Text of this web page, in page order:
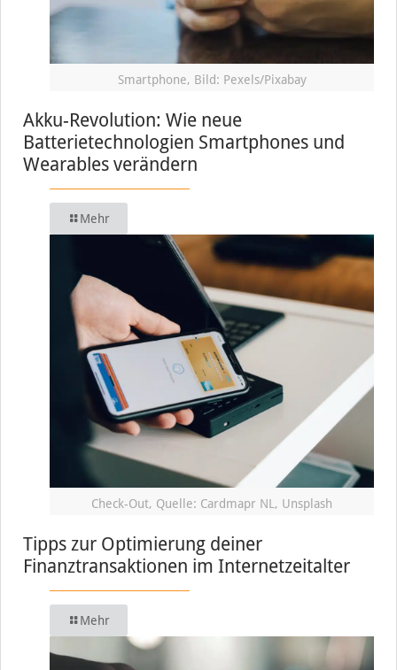
Smartphone, Bild: Pexels/Pixabay
Akku-Revolution: Wie neue
Batterietechnologien Smartphones und
Wearables verändern
Mehr
Check-Out, Quelle: Cardmapr NL, Unsplash
Tipps zur Optimierung deiner
Finanztransaktionen im Internetzeitalter
Mehr